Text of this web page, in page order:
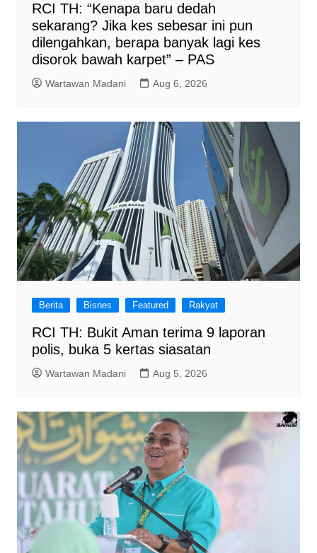
RCI TH: “Kenapa baru dedah
sekarang? Jika kes sebesar ini pun
dilengahkan, berapa banyak lagi kes
disorok bawah karpet” – PAS
Wartawan Madani Aug 6, 2026
Berita Bisnes Featured Rakyat
RCI TH: Bukit Aman terima 9 laporan
polis, buka 5 kertas siasatan
Wartawan Madani Aug 5, 2026